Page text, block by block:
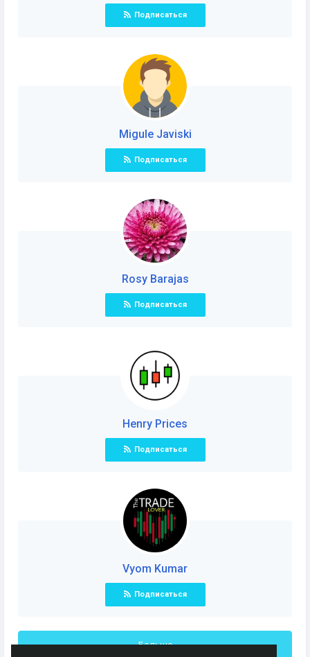
Подписаться
Migule Javiski
Подписаться
Rosy Barajas
Подписаться
Henry Prices
Подписаться
Vyom Kumar
Подписаться
Больше